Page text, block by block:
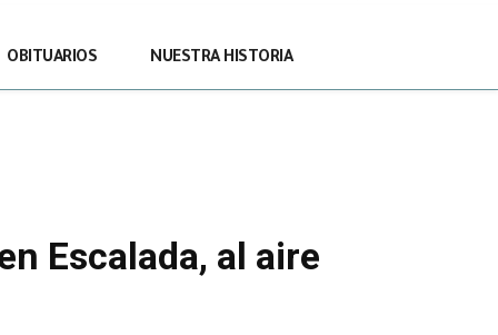
OBITUARIOS NUESTRA HISTORIA
Escalada, al aire